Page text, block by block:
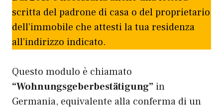
scritta del padrone di casa o del proprietario
dell’immobile che attesti la tua residenza
all’indirizzo indicato.
Questo modulo è chiamato
“Wohnungsgeberbestätigung” in
Germania, equivalente alla conferma di un